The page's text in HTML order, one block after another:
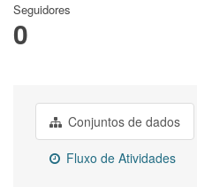
Seguidores
0
Conjuntos de dados
Fluxo de Atividades